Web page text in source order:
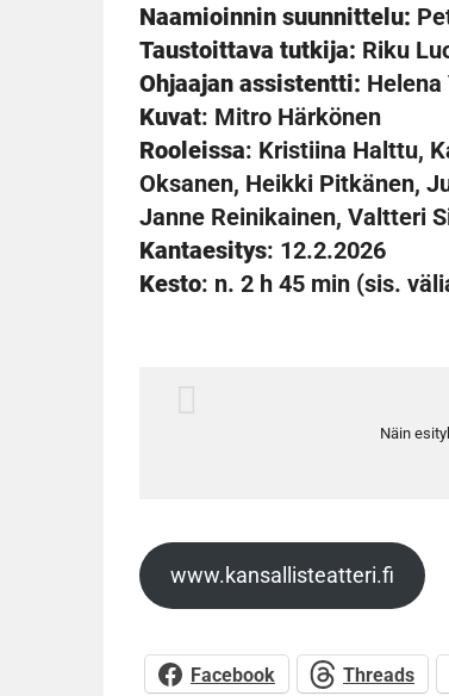
Naamioinnin suunnittelu:
Taustoittava tutkija: Riku
Ohjaajan assistentti:
Kuvat: Mitro Härkönen
Rooleissa: Kristiina Halttu,
Oksanen, Heikki Pitkänen,
Janne Reinikainen, Valtteri
Kantaesitys: 12.2.2026
Kesto: n. 2 h 45 min (sis.
Näin
www.kansallisteatteri.fi
Facebook Threads